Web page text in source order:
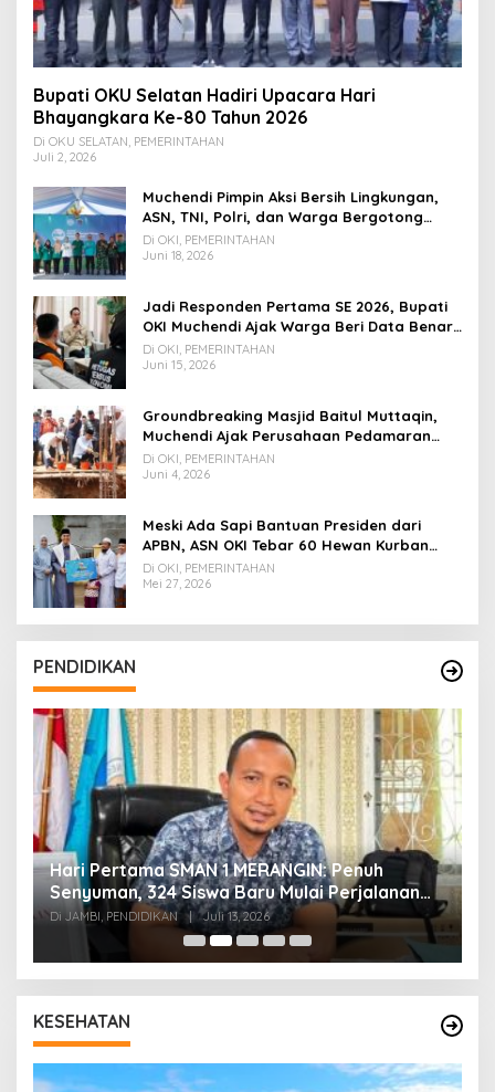
Bupati OKU Selatan Hadiri Upacara Hari
Bhayangkara Ke-80 Tahun 2026
Di OKU SELATAN, PEMERINTAHAN
Juli 2, 2026
Muchendi Pimpin Aksi Bersih Lingkungan,
ASN, TNI, Polri, dan Warga Bergotong
Royong
Di OKI, PEMERINTAHAN
Juni 18, 2026
Jadi Responden Pertama SE 2026, Bupati
OKI Muchendi Ajak Warga Beri Data Benar
ke Petugas BPS
Di OKI, PEMERINTAHAN
Juni 15, 2026
Groundbreaking Masjid Baitul Muttaqin,
Muchendi Ajak Perusahaan Pedamaran
Timur Turut Bantu
Di OKI, PEMERINTAHAN
Juni 4, 2026
Meski Ada Sapi Bantuan Presiden dari
APBN, ASN OKI Tebar 60 Hewan Kurban
Tanpa Gunakan APBD
Di OKI, PEMERINTAHAN
Mei 27, 2026
PENDIDIKAN
Hari Pertama SMAN 1 MERANGIN: Penuh
Senyuman, 324 Siswa Baru Mulai Perjalanan
Baru
Di JAMBI, PENDIDIKAN | Juli 13, 2026
KESEHATAN